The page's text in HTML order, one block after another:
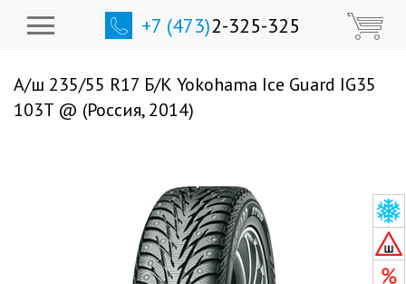
+7 (473)2-325-325
А/ш 235/55 R17 Б/К Yokohama Ice Guard IG35
103T @ (Россия, 2014)